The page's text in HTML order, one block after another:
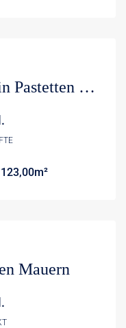
Erstbezug einer DHH in Pastetten – unmittelbares Einzugsgebiet MUC – direkte Anbindung A 94
123,00m²
Mauern